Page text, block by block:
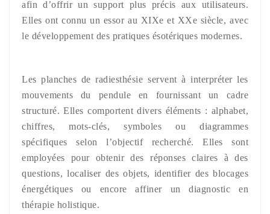
afin d’offrir un support plus précis aux utilisateurs.
Elles ont connu un essor au XIXe et XXe siècle, avec
le développement des pratiques ésotériques modernes.
Les planches de radiesthésie servent à interpréter les
mouvements du pendule en fournissant un cadre
structuré. Elles comportent divers éléments : alphabet,
chiffres, mots-clés, symboles ou diagrammes
spécifiques selon l’objectif recherché. Elles sont
employées pour obtenir des réponses claires à des
questions, localiser des objets, identifier des blocages
énergétiques ou encore affiner un diagnostic en
thérapie holistique.